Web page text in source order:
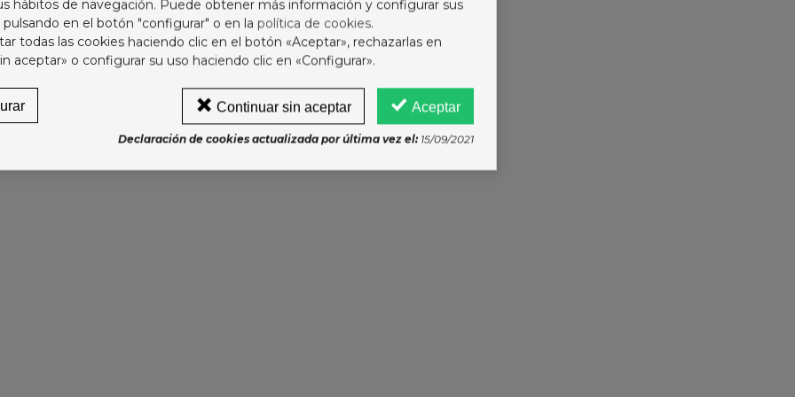
BEBE SECO T4+
15KG 62U
€
CHAMPU
ALCEDA
hábitos de navegación. Puede obtener más información y configurar sus
en el botón "configurar" o en la política de cookies.
todas las cookies haciendo clic en el botón «Aceptar», rechazarlas en
aceptar» o configurar su uso haciendo clic en «Configurar».
Aceptar
Continuar sin aceptar
Declaración de cookies actualizada por última vez el:15/09/2021